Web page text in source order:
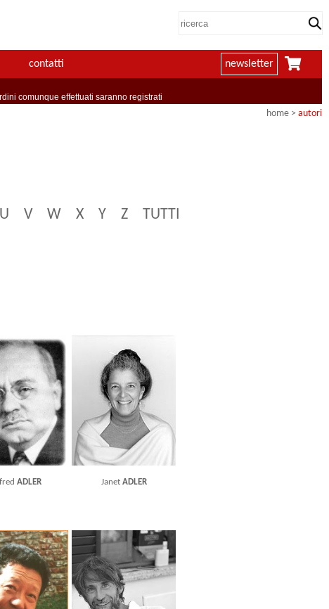
contatti newsletter
comunque effettuati saranno registrati
home > autori
U V W X Y Z TUTTI
ADLER Janet ADLER